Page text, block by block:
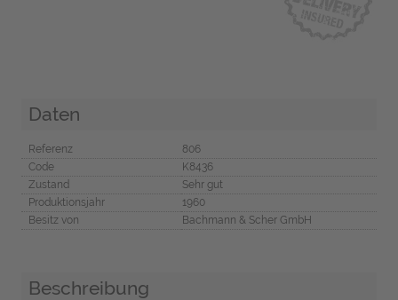
Daten
Referenz
806
Code
K8436
Zustand
Sehr gut
Produktionsjahr
1960
Besitz von
Bachmann & Scher GmbH
Beschreibung